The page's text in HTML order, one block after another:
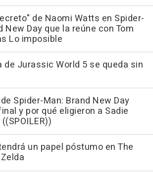
de Naomi Watts en Spider-
New Day que la reúne con Tom
Lo imposible
de Jurassic World 5 se queda sin
Spider-Man: Brand New Day
y por qué eligieron a Sadie
un papel póstumo en The